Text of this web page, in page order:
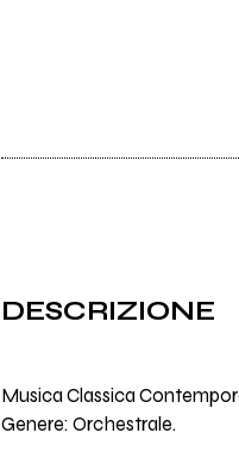
DESCRIZIONE
Musica Classica
Genere: Orchestrale.